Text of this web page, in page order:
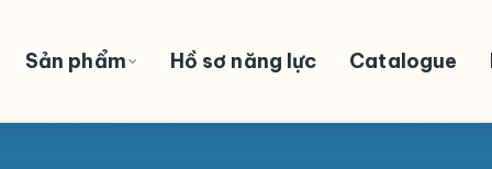
Sản phẩm Hồ sơ năng lực Catalogue